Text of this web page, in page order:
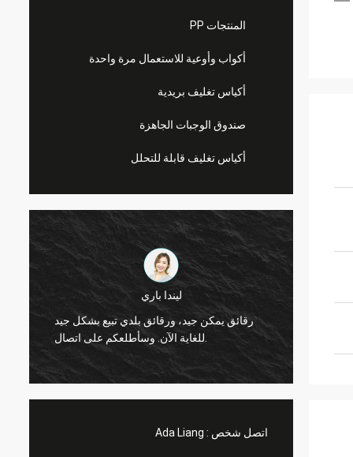
المنتجات PP
أكواب وأوعية للاستعمال مرة واحدة
أكياس تغليف بريدية
صندوق الوجبات الجاهزة
أكياس تغليف قابلة للتحلل
ليندا باري
رقائق يمكن جيد، ورقائق بلدي تبيع بشكل جيد
اتصل شخص : Ada Liang